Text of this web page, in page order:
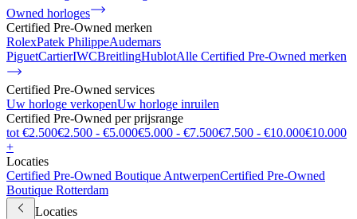
Owned horloges
Certified Pre-Owned merken
RolexPatek PhilippeAudemars
PiguetCartierIWCBreitlingHublotAlle Certified Pre-Owned merken
Certified Pre-Owned services
Uw horloge verkopenUw horloge inruilen
Certified Pre-Owned per prijsrange
tot €2.500€2.500 - €5.000€5.000 - €7.500€7.500 - €10.000€10.000
+
Locaties
Certified Pre-Owned Boutique AntwerpenCertified Pre-Owned
Boutique Rotterdam
Locaties